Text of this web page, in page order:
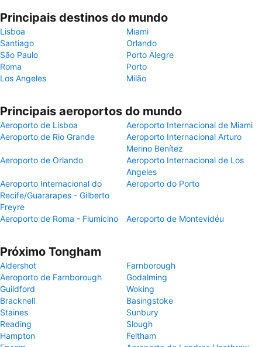
Principais destinos do mundo
Lisboa
Miami
Santiago
Orlando
São Paulo
Porto Alegre
Roma
Porto
Los Angeles
Milão
Principais aeroportos do mundo
Aeroporto de Lisboa
Aeroporto Internacional de Miami
Aeroporto de Rio Grande
Aeroporto Internacional Arturo
Merino Benítez
Aeroporto de Orlando
Aeroporto Internacional de Los
Angeles
Aeroporto Internacional do
Recife/Guararapes - Gilberto
Freyre
Aeroporto do Porto
Aeroporto de Roma - Fiumicino Aeroporto de Montevidéu
Próximo Tongham
Aldershot
Farnborough
Aeroporto de Farnborough
Godalming
Guildford
Woking
Bracknell
Basingstoke
Staines
Sunbury
Reading
Slough
Hampton
Feltham